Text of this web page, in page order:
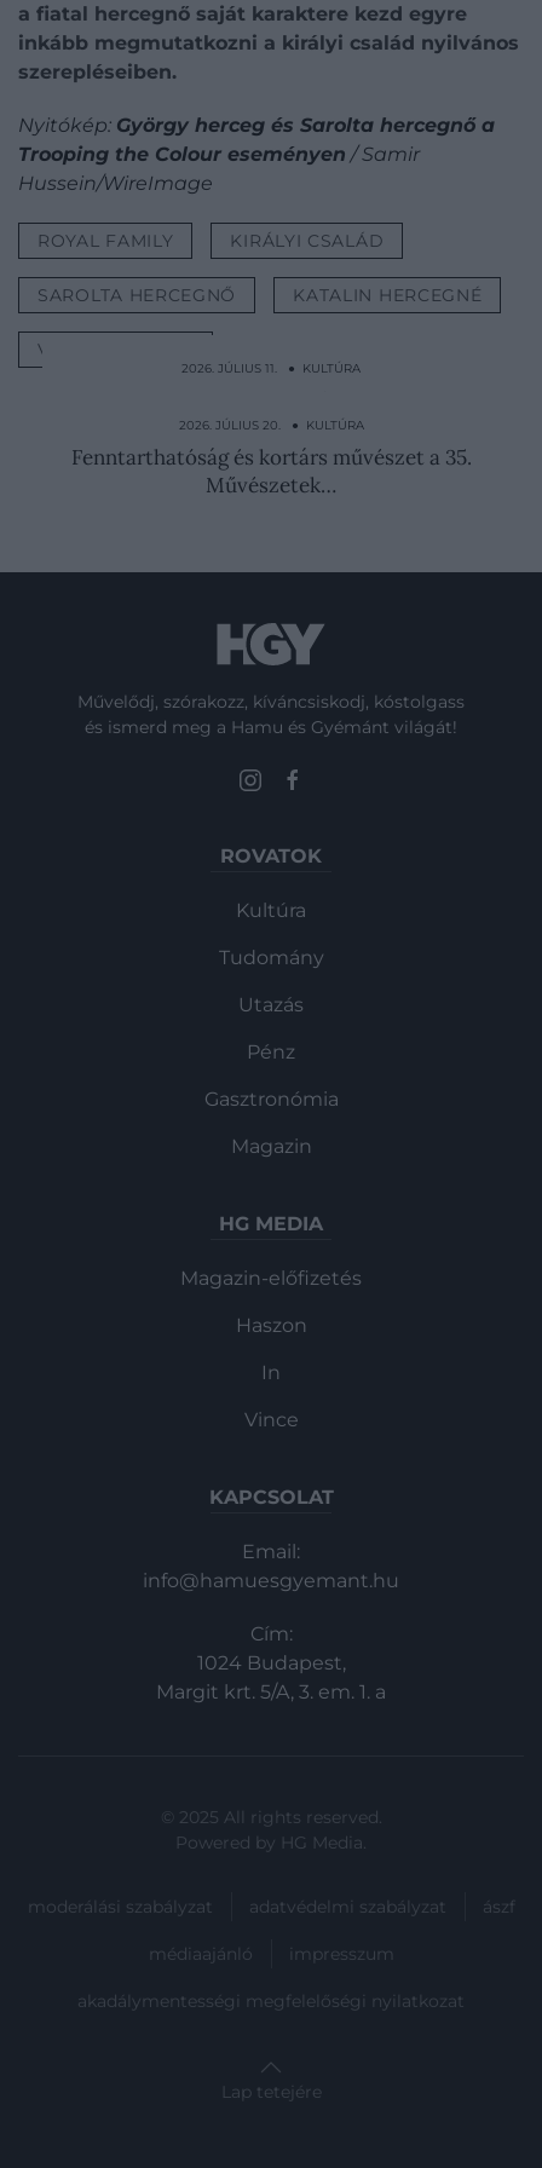
a fiatal hercegnő saját karaktere kezd egyre
inkább megmutatkozni a királyi család nyilvános
szerepléseiben.
Nyitókép: György herceg és Sarolta hercegnő a
Trooping the Colour eseményen / Samir
Hussein/WireImage
ROYAL FAMILY KIRÁLYI CSALÁD
SAROLTA HERCEGNŐ KATALIN HERCEGNÉ
VILMOS HERCEG
2026. JÚLIUS 11. ● KULTÚRA
hercegné” botrányos…
2026. JÚLIUS 20. ● KULTÚRA
Fenntarthatóság és kortárs művészet a 35.
Művészetek…
Művelődj, szórakozz, kíváncsiskodj, kóstolgass
és ismerd meg a Hamu és Gyémánt világát!
ROVATOK
Kultúra
Tudomány
Utazás
Pénz
Gasztronómia
Magazin
HG MEDIA
Magazin-előfizetés
Haszon
In
Vince
KAPCSOLAT
Email:
info@hamuesgyemant.hu
Cím:
1024 Budapest,
Margit krt. 5/A, 3. em. 1. a
© 2025 All rights reserved.
Powered by HG Media.
moderálási szabályzat adatvédelmi szabályzat ászf
médiaajánló impresszum
akadálymentességi megfelelőségi nyilatkozat
Lap tetejére